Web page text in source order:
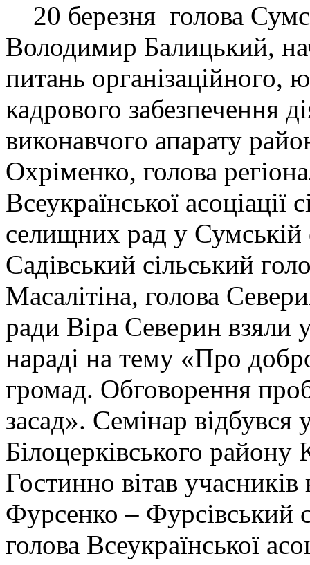
20 березня голова
Володимир Балицький,
питань організаційного,
кадрового забезпечення
виконавчого апарату
Охріменко, голова
Всеукраїнської асоціації
селищних рад у Сумській
Садівський сільський
Масалітіна, голова
ради Віра Северин взяли
нараді на тему «Про
громад. Обговорення
засад». Семінар
Білоцерківського району
Гостинно вітав
Фурсенко – Фурсівський
голова Всеукраїнської